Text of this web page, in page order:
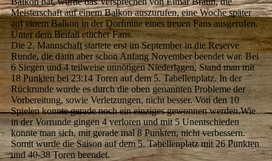
Meisterschaft auf einem Balkon auszurufen, eine Woche später
auf einem Balkon in der Dorfmitte eines treuen Fans ausgerufen.
Unter dem Beifall etlicher Fans.
Die 2. Mannschaft startete erst im September in die Reserve
Runde, die dann aber schon Anfang November beendet war. Bei
6 Siegen und 4 teilweise unnötigen Niederlagen, Stand man mit
18 Punkten bei 23:14 Toren auf dem 5. Tabellenplatz. In der
Rückrunde wurde es durch die oben genannten Probleme der
Vorbereitung, sowie Verletzungen, nicht besser. Von den 10
Spielen konnte gerade noch ein einziges gewonnen werden.Wie
in der Vorrunde gingen 4 verloren und mit 5 Unentschieden
konnte man sich, mit gerade mal 8 Punkten, nicht verbessern.
Somit wurde die Saison auf dem 5. Tabellenplatz mit 26 Punkten
und 40-38 Toren beendet.